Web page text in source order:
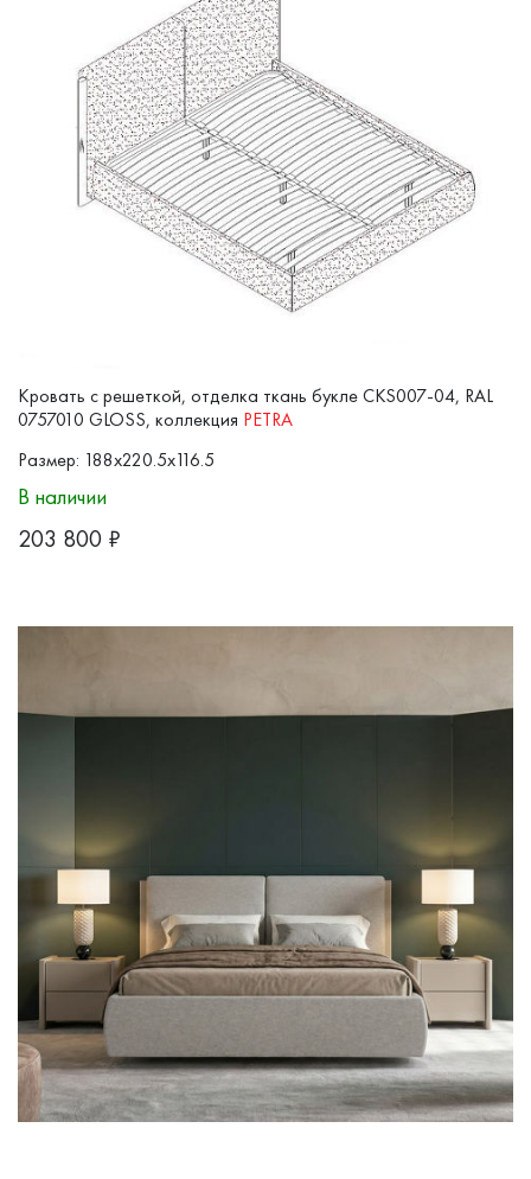
Кровать с решеткой, отделка ткань букле CKS007-04, RAL
0757010 GLOSS, коллекция PETRA
Размер: 188x220.5x116.5
В наличии
203 800 ₽